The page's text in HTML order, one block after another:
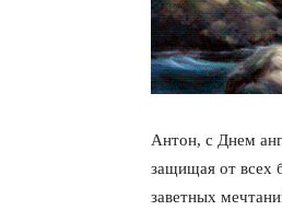
Антон, с Днем
защищая от всех
заветных